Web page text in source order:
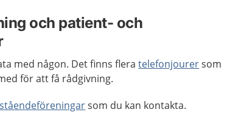
och patient- och
med någon. Det finns fleratelefonjourersom
för att få rådgivning.
som du kan kontakta.